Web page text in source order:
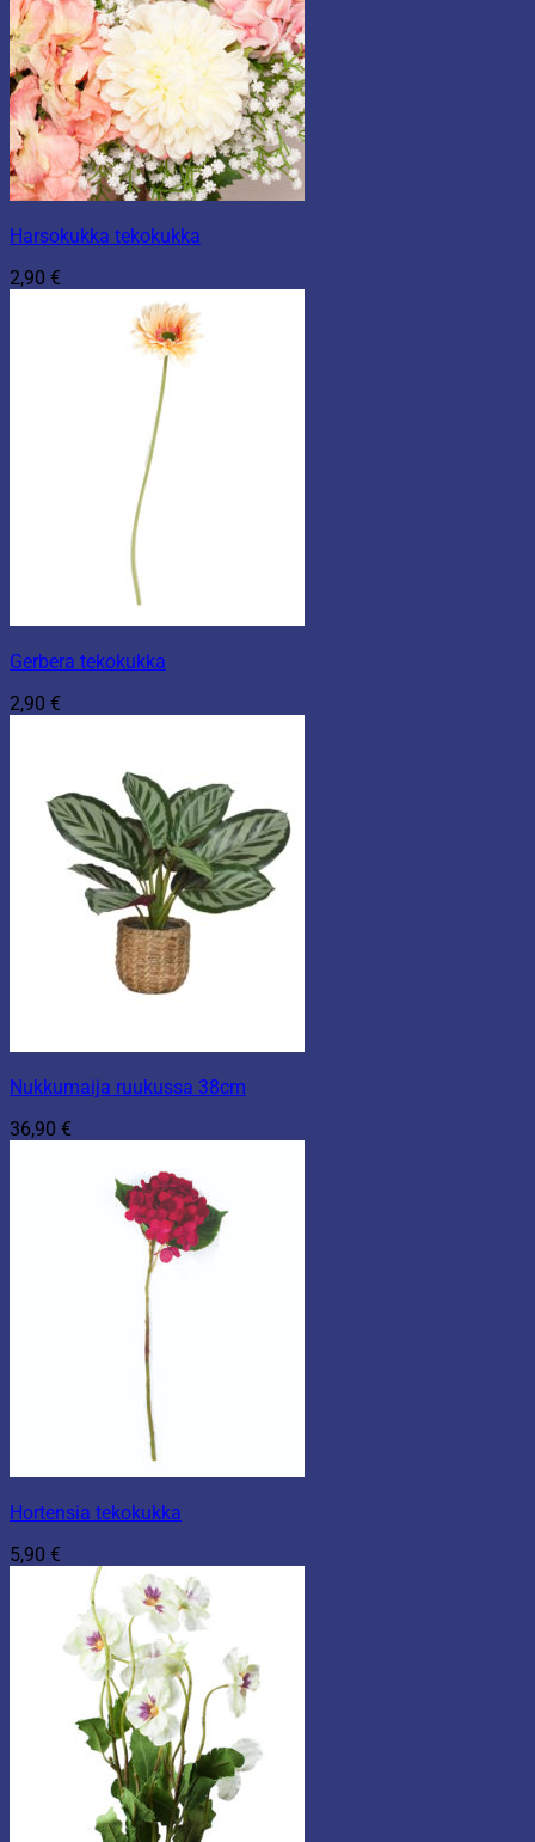
Harsokukka tekokukka
2,90 €
Gerbera tekokukka
2,90 €
Nukkumaija ruukussa 38cm
36,90 €
Hortensia tekokukka
5,90 €